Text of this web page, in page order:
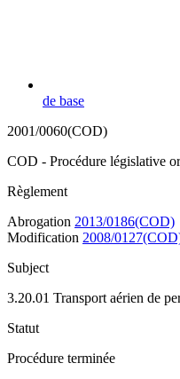
de base
2001/0060(COD)
COD - Procédure législative
Règlement
Abrogation 2013/0186(COD)
Modification 2008/
Subject
3.20.01 Transport aérien de
Statut
Procédure terminée